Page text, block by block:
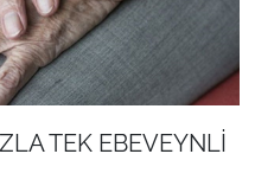
TEK EBEVEYNLİ